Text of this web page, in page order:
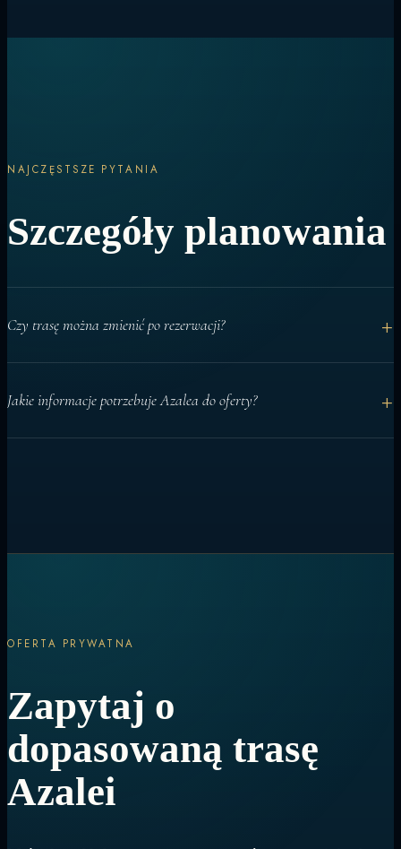
NAJCZĘSTSZE PYTANIA
Szczegóły planowania
Czy trasę można zmienić po rezerwacji? +
codzienny program można dostosować do warunków i gości.
Jakie informacje potrzebuje Azalea do oferty? +
OFERTA PRYWATNA
Zapytaj o
dopasowaną trasę
Azalei